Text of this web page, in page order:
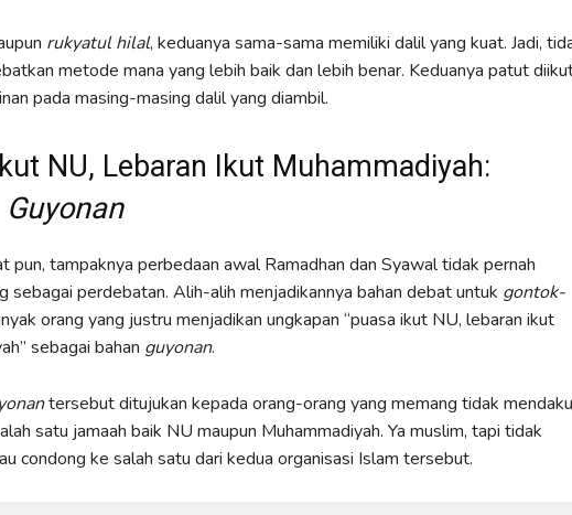
rukyatul hilal, keduanya sama-sama memiliki dalil yang kuat. Jadi,
metode mana yang lebih baik dan lebih benar. Keduanya patut
pada masing-masing dalil yang diambil.
NU, Lebaran Ikut Muhammadiyah:
Guyonan
pun, tampaknya perbedaan awal Ramadhan dan Syawal tidak pernah
sebagai perdebatan. Alih-alih menjadikannya bahan debat untuk gontok-
orang yang justru menjadikan ungkapan “puasa ikut NU, lebaran ikut
sebagai bahan guyonan.
tersebut ditujukan kepada orang-orang yang memang tidak mendaku
satu jamaah baik NU maupun Muhammadiyah. Ya muslim, tapi tidak
condong ke salah satu dari kedua organisasi Islam tersebut.